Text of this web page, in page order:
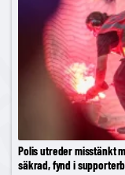
Polis utreder misstänkt
säkrad, fynd i